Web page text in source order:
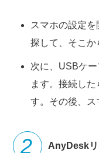
スマホの設定
探して、そこか
次に、USBケ
ます。接続し
す。その後、ス
AnyDeskリ